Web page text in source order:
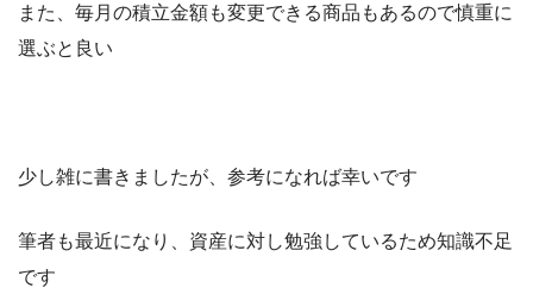
また、毎月の積立金額も変更できる商品もあるので慎重に
選ぶと良い
少し雑に書きましたが、参考になれば幸いです
筆者も最近になり、資産に対し勉強しているため知識不足
です